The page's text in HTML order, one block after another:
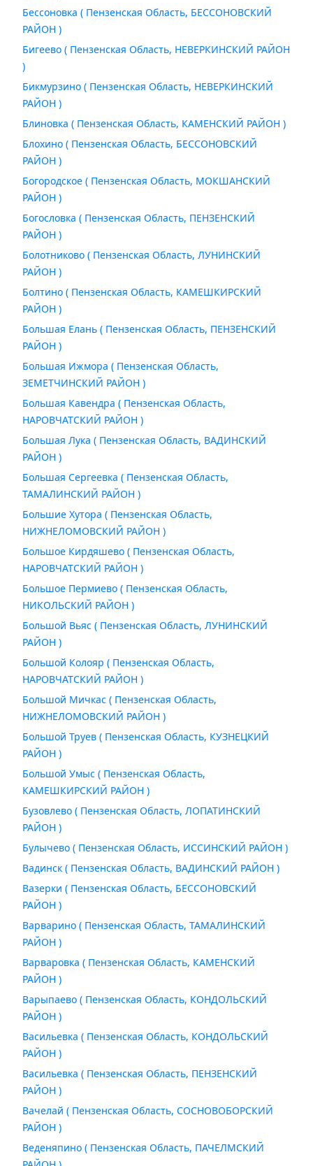
Бессоновка ( Пензенская Область, БЕССОНОВСКИЙ
РАЙОН )
Бигеево ( Пензенская Область, НЕВЕРКИНСКИЙ РАЙОН
)
Бикмурзино ( Пензенская Область, НЕВЕРКИНСКИЙ
РАЙОН )
Блиновка ( Пензенская Область, КАМЕНСКИЙ РАЙОН )
Блохино ( Пензенская Область, БЕССОНОВСКИЙ
РАЙОН )
Богородское ( Пензенская Область, МОКШАНСКИЙ
РАЙОН )
Богословка ( Пензенская Область, ПЕНЗЕНСКИЙ
РАЙОН )
Болотниково ( Пензенская Область, ЛУНИНСКИЙ
РАЙОН )
Болтино ( Пензенская Область, КАМЕШКИРСКИЙ
РАЙОН )
Большая Елань ( Пензенская Область, ПЕНЗЕНСКИЙ
РАЙОН )
Большая Ижмора ( Пензенская Область,
ЗЕМЕТЧИНСКИЙ РАЙОН )
Большая Кавендра ( Пензенская Область,
НАРОВЧАТСКИЙ РАЙОН )
Большая Лука ( Пензенская Область, ВАДИНСКИЙ
РАЙОН )
Большая Сергеевка ( Пензенская Область,
ТАМАЛИНСКИЙ РАЙОН )
Большие Хутора ( Пензенская Область,
НИЖНЕЛОМОВСКИЙ РАЙОН )
Большое Кирдяшево ( Пензенская Область,
НАРОВЧАТСКИЙ РАЙОН )
Большое Пермиево ( Пензенская Область,
НИКОЛЬСКИЙ РАЙОН )
Большой Вьяс ( Пензенская Область, ЛУНИНСКИЙ
РАЙОН )
Большой Колояр ( Пензенская Область,
НАРОВЧАТСКИЙ РАЙОН )
Большой Мичкас ( Пензенская Область,
НИЖНЕЛОМОВСКИЙ РАЙОН )
Большой Труев ( Пензенская Область, КУЗНЕЦКИЙ
РАЙОН )
Большой Умыс ( Пензенская Область,
КАМЕШКИРСКИЙ РАЙОН )
Бузовлево ( Пензенская Область, ЛОПАТИНСКИЙ
РАЙОН )
Булычево ( Пензенская Область, ИССИНСКИЙ РАЙОН )
Вадинск ( Пензенская Область, ВАДИНСКИЙ РАЙОН )
Вазерки ( Пензенская Область, БЕССОНОВСКИЙ
РАЙОН )
Варварино ( Пензенская Область, ТАМАЛИНСКИЙ
РАЙОН )
Варваровка ( Пензенская Область, КАМЕНСКИЙ
РАЙОН )
Варыпаево ( Пензенская Область, КОНДОЛЬСКИЙ
РАЙОН )
Васильевка ( Пензенская Область, КОНДОЛЬСКИЙ
РАЙОН )
Васильевка ( Пензенская Область, ПЕНЗЕНСКИЙ
РАЙОН )
Вачелай ( Пензенская Область, СОСНОВОБОРСКИЙ
РАЙОН )
Веденяпино ( Пензенская Область, ПАЧЕЛМСКИЙ